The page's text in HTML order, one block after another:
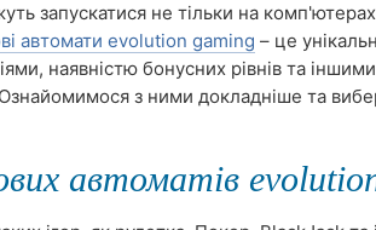
запускатися не тільки на
автомати evolution gaming – це
наявністю бонусних рівнів та
з ними докладніше та
автоматів